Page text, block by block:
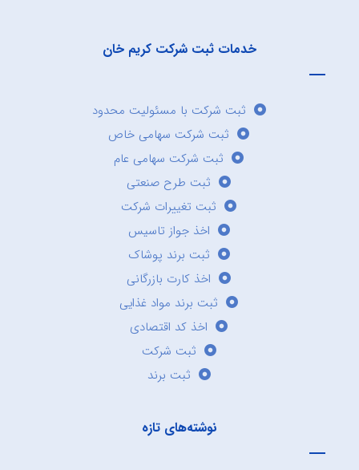
خدمات ثبت شرکت کریم خان
ثبت شرکت با مسئولیت محدود
ثبت شرکت سهامی خاص
ثبت شرکت سهامی عام
ثبت طرح صنعتی
ثبت تغییرات شرکت
اخذ جواز تاسیس
ثبت برند پوشاک
اخذ کارت بازرگانی
ثبت برند مواد غذایی
اخذ کد اقتصادی
ثبت شرکت
ثبت برند
نوشته‌های تازه